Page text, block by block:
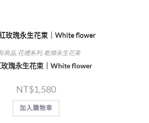
商品 花禮系列, 乾燥永生花束
瑰永生花束｜White flower
NT$1,580
加入購物車